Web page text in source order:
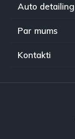
Auto detailing
Par mums
Kontakti